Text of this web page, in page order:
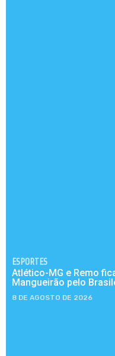
ESPORTES
Atlético-MG e Remo
Mangueirão pelo
8 DE AGOSTO DE 2026